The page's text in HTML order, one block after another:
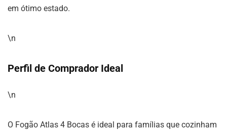
em ótimo estado.
\n
Perfil de Comprador Ideal
\n
O Fogão Atlas 4 Bocas é ideal para famílias que cozinham